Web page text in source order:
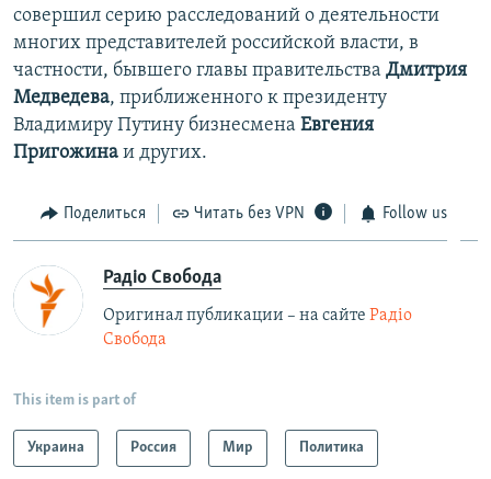
совершил серию расследований о деятельности
многих представителей российской власти, в
частности, бывшего главы правительства Дмитрия
Медведева, приближенного к президенту
Владимиру Путину бизнесмена Евгения
Пригожина и других.
Поделиться Читать без VPN Follow us
Радіо Свобода
Оригинал публикации – на сайте Радіо
Свобода
This item is part of
Украина Россия Мир Политика